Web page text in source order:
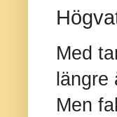
Med
Men